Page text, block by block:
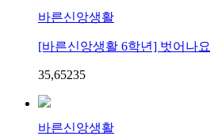
바른신앙생활
[바른신앙생활 6학년] 벗어나요
35,65235
바른신앙생활